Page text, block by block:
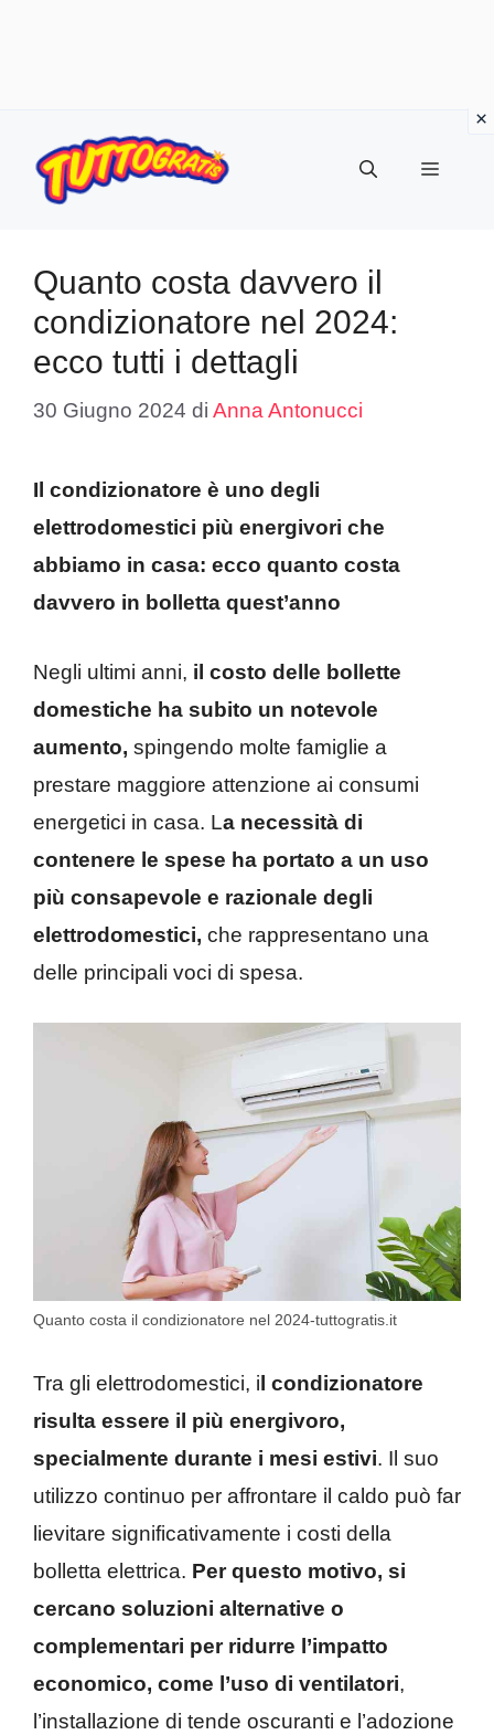
contenuto
Menu
Quanto costa davvero il
condizionatore nel 2024:
ecco tutti i dettagli
30 Giugno 2024 di Anna Antonucci
Il condizionatore è uno degli
elettrodomestici più energivori che
abbiamo in casa: ecco quanto costa
davvero in bolletta quest’anno
Negli ultimi anni, il costo delle bollette
domestiche ha subito un notevole
aumento, spingendo molte famiglie a
prestare maggiore attenzione ai consumi
energetici in casa. La necessità di
contenere le spese ha portato a un uso
più consapevole e razionale degli
elettrodomestici, che rappresentano una
delle principali voci di spesa.
Quanto costa il condizionatore nel 2024-tuttogratis.it
Tra gli elettrodomestici, i l condizionatore
risulta essere il più energivoro,
specialmente durante i mesi estivi. Il suo
utilizzo continuo per affrontare il caldo può far
lievitare significativamente i costi della
bolletta elettrica. Per questo motivo, si
cercano soluzioni alternative o
complementari per ridurre l’impatto
economico, come l’uso di ventilatori,
l’installazione di tende oscuranti e l’adozione